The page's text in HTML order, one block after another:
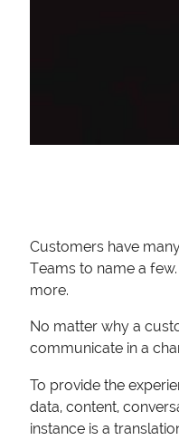
Customers have
Teams to name a
more.
No matter why a
communicate in a
To provide the
data, content,
instance is a